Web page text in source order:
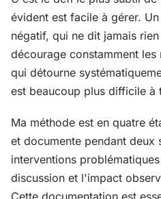
évident est facile à gérer.
négatif, qui ne dit jamais
décourage constamment
qui détourne
est beaucoup plus difficile à
Ma méthode est en quatre
et documente pendant deux
interventions
discussion et l'impact